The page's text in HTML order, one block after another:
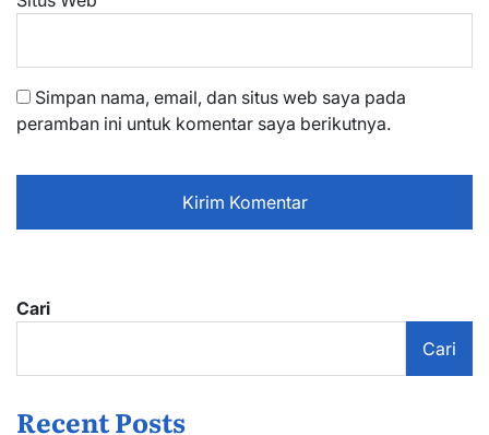
Simpan nama, email, dan situs web saya pada
peramban ini untuk komentar saya berikutnya.
Cari
Cari
Recent Posts